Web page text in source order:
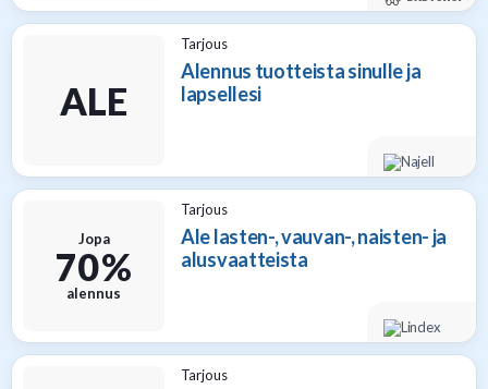
ALE
Tarjous
Alennus tuotteista sinulle ja
lapsellesi
Jopa
70 %
alennus
Tarjous
Ale lasten-, vauvan-, naisten- ja
alusvaatteista
Tarjous